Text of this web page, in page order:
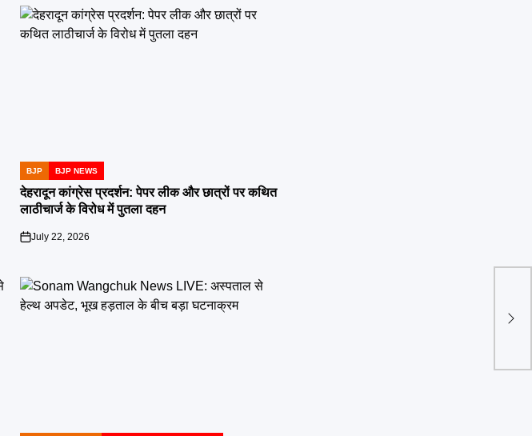
POSTED
IN
BJP BJP NEWS
देहरादून कांग्रेस प्रदर्शन: पेपर लीक और छात्रों पर कथित
लाठीचार्ज के विरोध में पुतला दहन
on
July 22, 2026